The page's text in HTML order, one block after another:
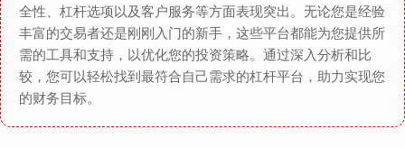
全性、杠杆选项以及客户服务等方面表现突出。无论您是经验
丰富的交易者还是刚刚入门的新手，这些平台都能为您提供所
需的工具和支持，以优化您的投资策略。通过深入分析和比
较，您可以轻松找到最符合自己需求的杠杆平台，助力实现您
的财务目标。